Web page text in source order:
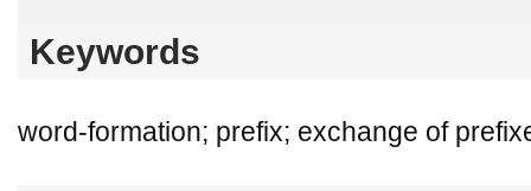
Keywords
word-formation; prefix; exchange of